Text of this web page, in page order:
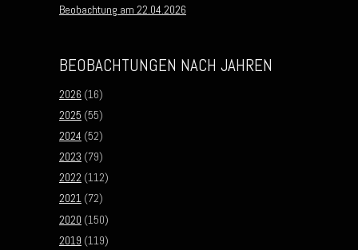
Beobachtung am 22.04.2026
BEOBACHTUNGEN NACH JAHREN
2026 (16)
2025 (55)
2024 (52)
2023 (79)
2022 (112)
2021 (72)
2020 (150)
2019 (119)